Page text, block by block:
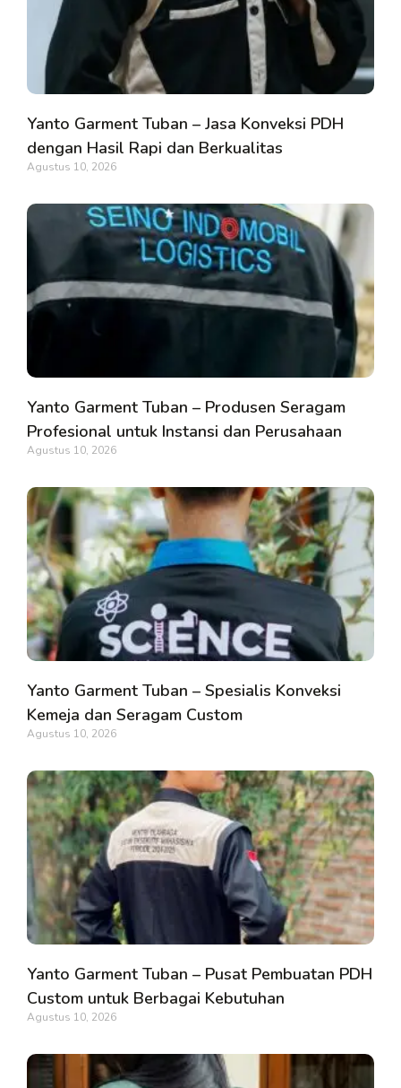
Yanto Garment Tuban – Jasa Konveksi PDH
dengan Hasil Rapi dan Berkualitas
Agustus 10, 2026
Yanto Garment Tuban – Produsen Seragam
Profesional untuk Instansi dan Perusahaan
Agustus 10, 2026
Yanto Garment Tuban – Spesialis Konveksi
Kemeja dan Seragam Custom
Agustus 10, 2026
Yanto Garment Tuban – Pusat Pembuatan PDH
Custom untuk Berbagai Kebutuhan
Agustus 10, 2026